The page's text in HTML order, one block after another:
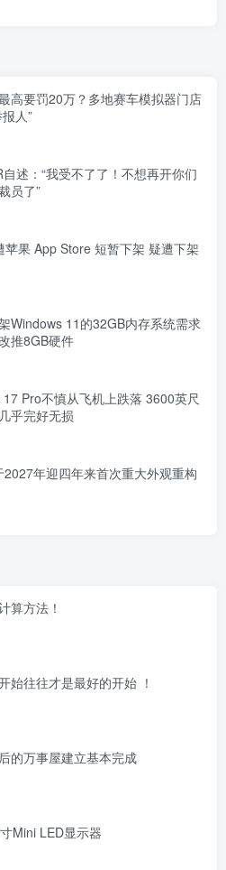
高要罚20万？多地赛车模拟器门店
人”
述：“我受不了了！不想再开你们
员了”
苹果 App Store 短暂下架 疑遭下架
Windows 11的32GB内存系统需求
推8GB硬件
Pro不慎从飞机上跌落 3600英尺
乎完好无损
2027年迎四年来首次重大外观重构
算方法！
始往往才是最好的开始 ！
的万事屋建立基本完成
Mini LED显示器